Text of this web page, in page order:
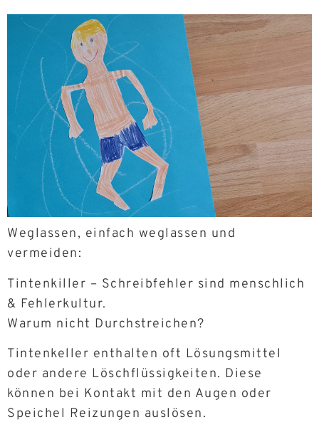
Weglassen, einfach weglassen und
vermeiden:
Tintenkiller – Schreibfehler sind menschlich
& Fehlerkultur.
Warum nicht Durchstreichen?
Tintenkeller enthalten oft Lösungsmittel
oder andere Löschflüssigkeiten. Diese
können bei Kontakt mit den Augen oder
Speichel Reizungen auslösen.